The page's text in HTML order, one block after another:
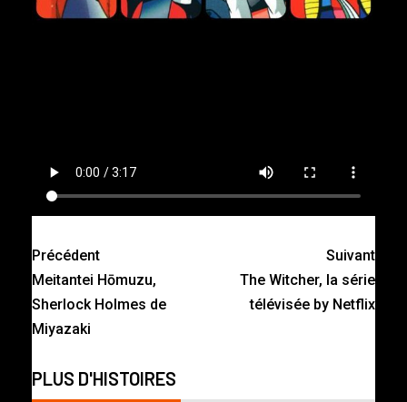
Précédent
Meitantei Hōmuzu,
Sherlock Holmes de
Miyazaki
Suivant
The Witcher, la série
télévisée by Netflix
PLUS D'HISTOIRES